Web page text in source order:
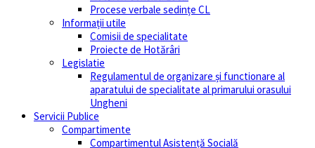
Procese verbale sedințe CL
Informații utile
Comisii de specialitate
Proiecte de Hotărâri
Legislatie
Regulamentul de organizare și functionare al
aparatului de specialitate al primarului orasului
Ungheni
Servicii Publice
Compartimente
Compartimentul Asistență Socială